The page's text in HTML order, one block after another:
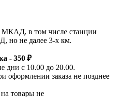
МКАД, в том числе станции
но не далее 3-х км.
- 350 ₽
дни с 10.00 до 20.00.
оформлении заказа не позднее
товары не